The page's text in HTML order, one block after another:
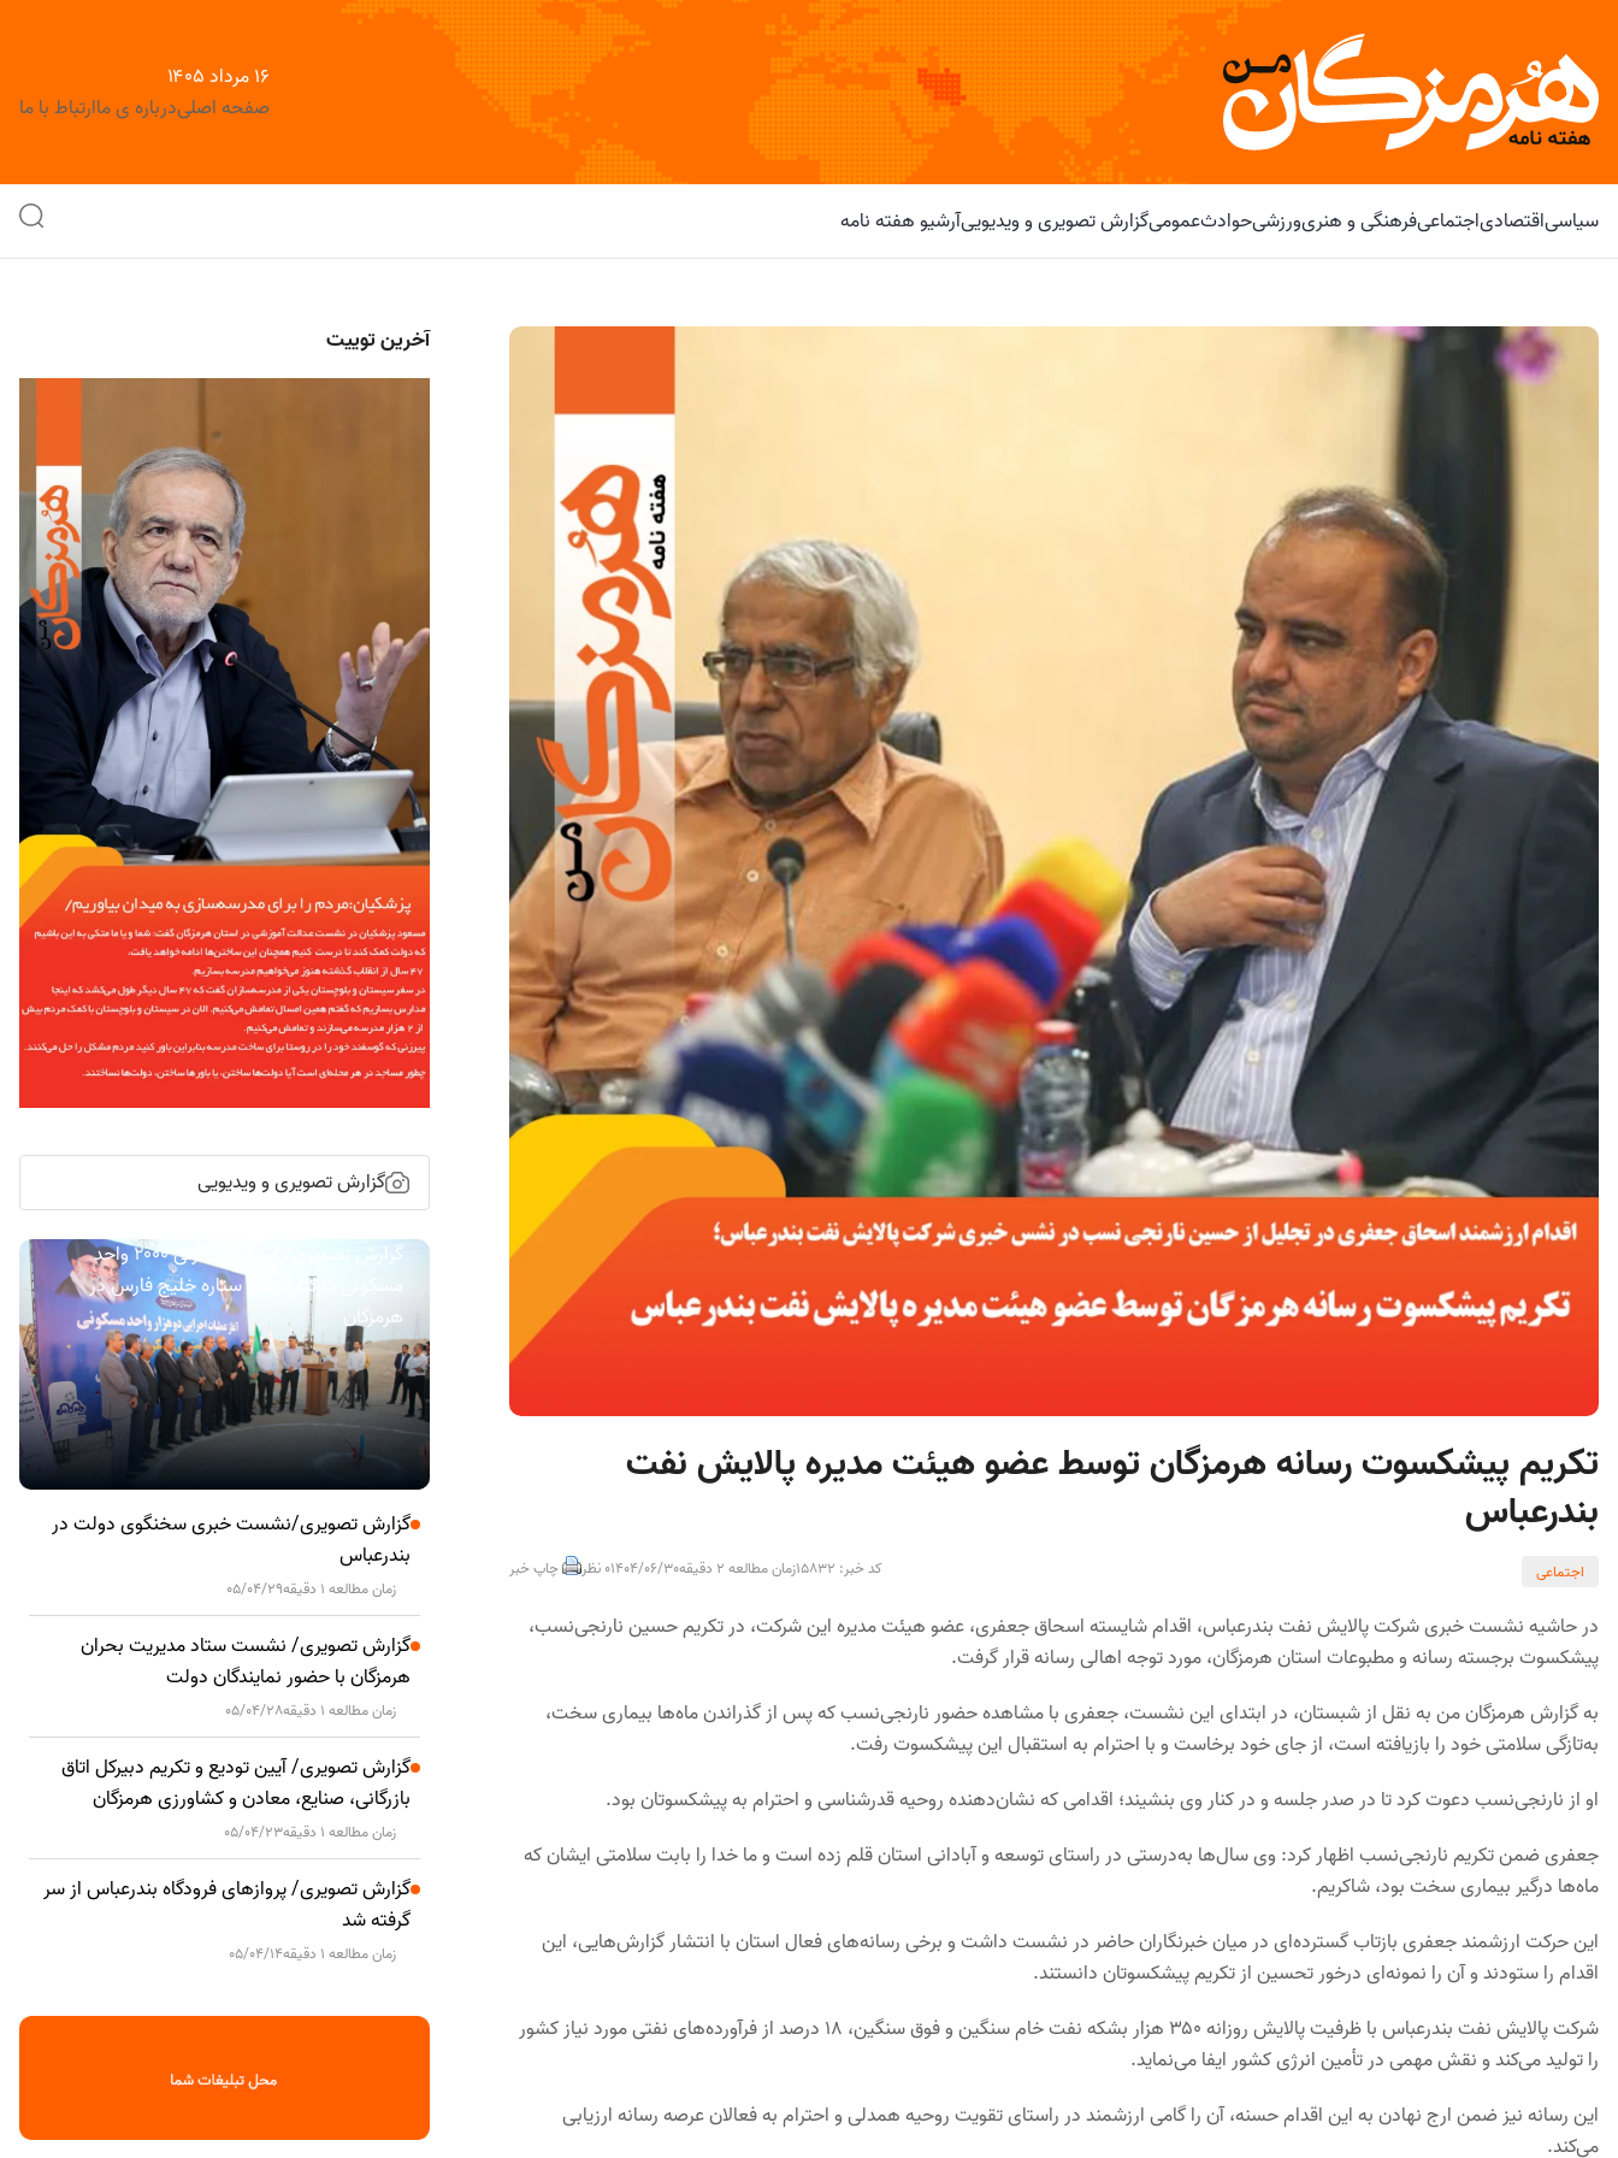
۱۶ مرداد ۱۴۰۵
صفحه اصلیدرباره ی ماارتباط با ما
سیاسیاقتصادیاجتماعیفرهنگی و هنریورزشیحوادثعمومیگزارش تصویری و ویدیوییآرشیو هفته نامه
تکریم پیشکسوت رسانه هرمزگان توسط عضو هیئت مدیره پالایش نفت
بندرعباس
اجتماعی کد خبر: 15832 زمان مطالعه 2 دقیقه 1404/06/300 نظر چاپ خبر
در حاشیه نشست خبری شرکت پالایش نفت بندرعباس، اقدام شایسته اسحاق جعفری، عضو هیئت مدیره این شرکت، در تکریم حسین نارنجی‌نسب،
پیشکسوت برجسته رسانه و مطبوعات استان هرمزگان، مورد توجه اهالی رسانه قرار گرفت.
به گزارش هرمزگان من به نقل از شبستان، در ابتدای این نشست، جعفری با مشاهده حضور نارنجی‌نسب که پس از گذراندن ماه‌ها بیماری سخت،
به‌تازگی سلامتی خود را بازیافته است، از جای خود برخاست و با احترام به استقبال این پیشکسوت رفت.
او از نارنجی‌نسب دعوت کرد تا در صدر جلسه و در کنار وی بنشیند؛ اقدامی که نشان‌دهنده روحیه قدرشناسی و احترام به پیشکسوتان بود.
جعفری ضمن تکریم نارنجی‌نسب اظهار کرد: وی سال‌ها به‌درستی در راستای توسعه و آبادانی استان قلم زده است و ما خدا را بابت سلامتی ایشان که
ماه‌ها درگیر بیماری سخت بود، شاکریم.
این حرکت ارزشمند جعفری بازتاب گسترده‌ای در میان خبرنگاران حاضر در نشست داشت و برخی رسانه‌های فعال استان با انتشار گزارش‌هایی، این
اقدام را ستودند و آن را نمونه‌ای درخور تحسین از تکریم پیشکسوتان دانستند.
شرکت پالایش نفت بندرعباس با ظرفیت پالایش روزانه ۳۵۰ هزار بشکه نفت خام سنگین و فوق سنگین، ۱۸ درصد از فرآورده‌های نفتی مورد نیاز کشور
را تولید می‌کند و نقش مهمی در تأمین انرژی کشور ایفا می‌نماید.
این رسانه نیز ضمن ارج نهادن به این اقدام حسنه، آن را گامی ارزشمند در راستای تقویت روحیه همدلی و احترام به فعالان عرصه رسانه ارزیابی
می‌کند.
آخرین توییت
گزارش تصویری و ویدیویی
گزارش تصویری/ آیین کلنگ زنی ۲۰۰۰ واحد
مسکونی کارکنان نفت ستاره خلیج فارس در
هرمزگان
گزارش تصویری/نشست خبری سخنگوی دولت در
بندرعباس
زمان مطالعه 1 دقیقه 05/04/29
گزارش تصویری/ نشست ستاد مدیریت بحران
هرمزگان با حضور نمایندگان دولت
زمان مطالعه 1 دقیقه 05/04/28
گزارش تصویری/ آیین تودیع و تکریم دبیرکل اتاق
بازرگانی، صنایع، معادن و کشاورزی هرمزگان
زمان مطالعه 1 دقیقه 05/04/23
گزارش تصویری/ پروازهای فرودگاه بندرعباس از سر
گرفته شد
زمان مطالعه 1 دقیقه 05/04/14